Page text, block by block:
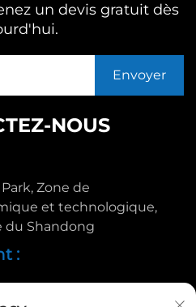
un devis gratuit dès
NOUS
Zone de
et technologique,
du Shandong
: